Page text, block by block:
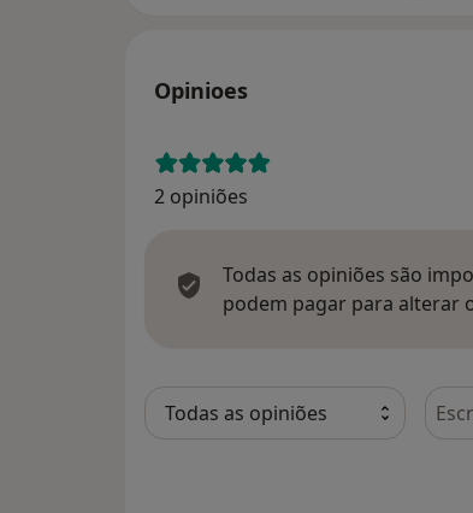
Opinioes
2 opiniões
Todas as opiniões são
podem pagar para alterar